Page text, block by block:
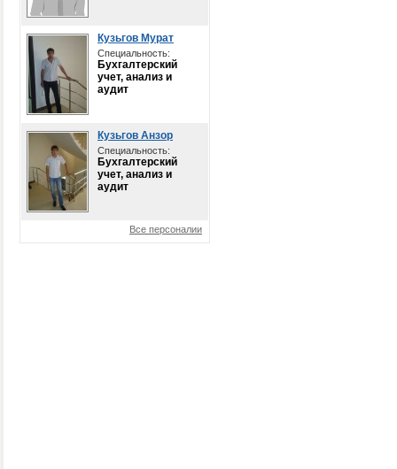
Кузьгов Мурат
Специальность:
Бухгалтерский
учет, анализ и
аудит
Кузьгов Анзор
Специальность:
Бухгалтерский
учет, анализ и
аудит
Все персоналии